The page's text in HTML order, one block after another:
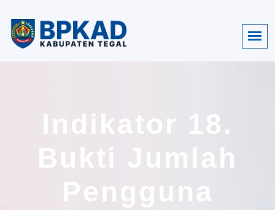
Indikator 18.
Bukti Jumlah
Pengguna